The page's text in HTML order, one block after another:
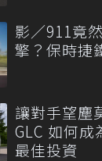
影／911竟
擎？保時捷
讓對手望塵
GLC 如何成
最佳投資